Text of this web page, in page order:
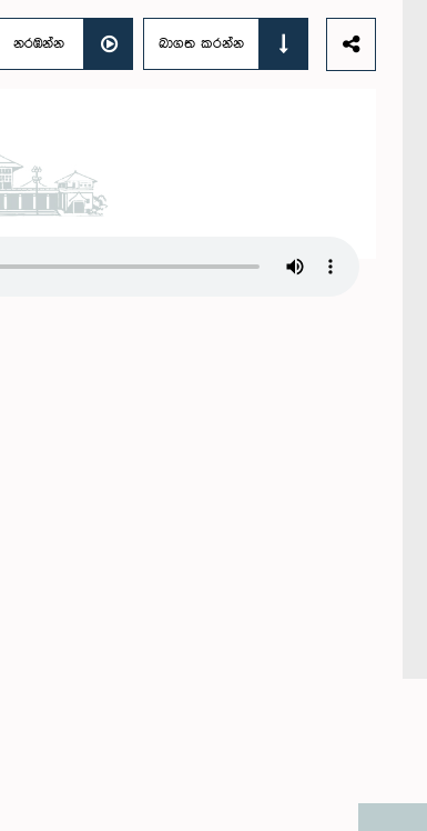
නරඹන්න බාගත කරන්න